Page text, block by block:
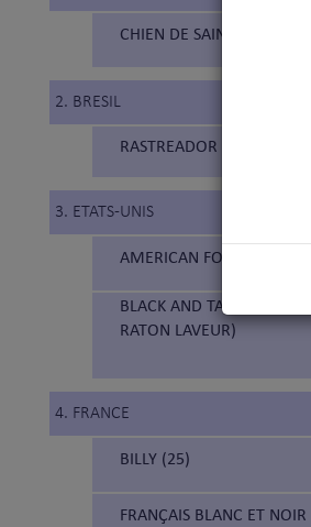
CHIEN DE SAINT HUBERT
2. BRESIL
RASTREADOR
3. ETATS-UNIS
AMERICAN FOXHOUND
BLACK AND TAN
RATON LAVEUR)
4. FRANCE
BILLY (25)
FRANÇAIS BLANC ET